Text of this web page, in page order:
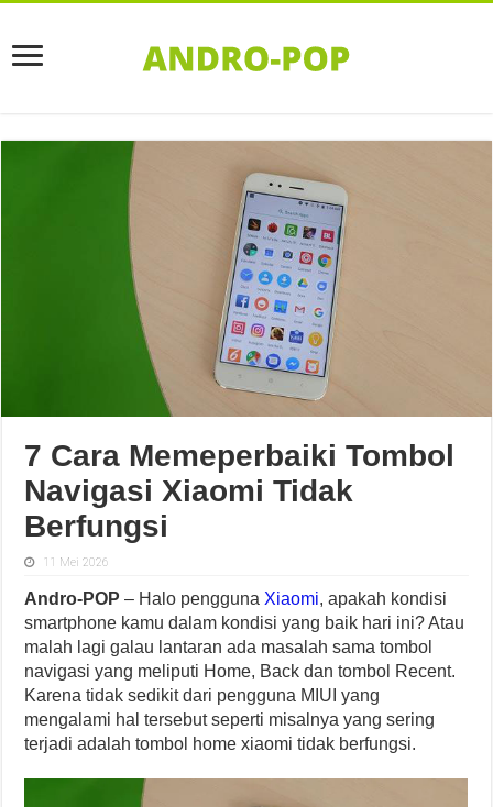
7 Cara Memeperbaiki Tombol
Navigasi Xiaomi Tidak
Berfungsi
11 Mei 2026
Andro-POP – Halo pengguna Xiaomi, apakah kondisi
smartphone kamu dalam kondisi yang baik hari ini? Atau
malah lagi galau lantaran ada masalah sama tombol
navigasi yang meliputi Home, Back dan tombol Recent.
Karena tidak sedikit dari pengguna MIUI yang
mengalami hal tersebut seperti misalnya yang sering
terjadi adalah tombol home xiaomi tidak berfungsi.